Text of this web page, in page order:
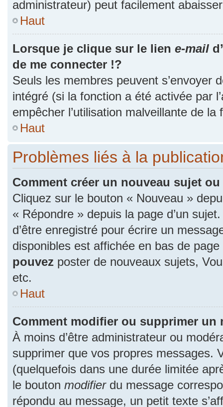
administrateur) peut facilement
Haut
Lorsque je clique sur le lien e-mail
de me connecter !?
Seuls les membres peuvent s’envoyer
intégré (si la fonction a été activée par
empêcher l’utilisation malveillante de
Haut
Problèmes liés à la
Comment créer un nouveau sujet
Cliquez sur le bouton « Nouveau »
« Répondre » depuis la page d’un
d’être enregistré pour écrire un
disponibles est affichée en bas de
pouvez poster de nouveaux sujets,
etc.
Haut
Comment modifier ou supprimer un
À moins d’être administrateur ou
supprimer que vos propres messages.
(quelquefois dans une durée limitée
le bouton modifierdu message
répondu au message, un petit texte